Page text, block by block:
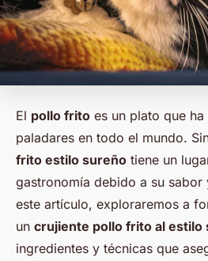
El pollo frito es un plato que
paladares en todo el mundo.
frito estilo sureño tiene un
gastronomía debido a su sabor
este artículo, exploraremos a
un crujiente pollo frito al estilo
ingredientes y técnicas que